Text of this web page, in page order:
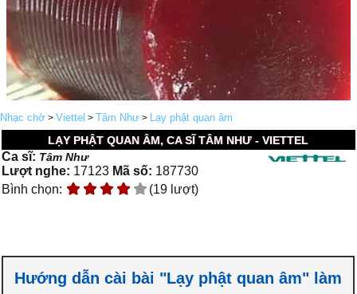
Nhạc chờ > Viettel > Tâm Như > Lạy phật quan âm
LẠY PHẬT QUAN ÂM, CA SĨ TÂM NHƯ - VIETTEL
Ca sĩ: Tâm Như
Lượt nghe: 17123 Mã số: 187730
Bình chọn:
(19 lượt)
Hướng dẫn cài bài "Lạy phật quan âm" làm